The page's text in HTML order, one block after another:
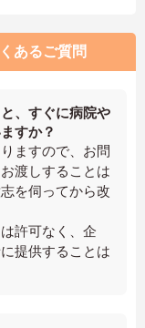
あるご質問
、すぐに病院や
すか？
ますので、お問
渡しすることは
を伺ってから改
許可なく、企
提供することは